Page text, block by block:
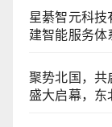
星綦智元科技
建智能服务体
聚势北国，共
盛大启幕，东